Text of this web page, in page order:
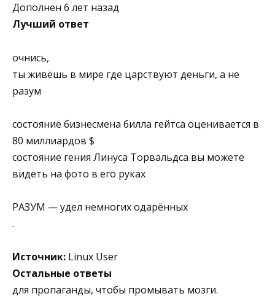
Дополнен 6 лет назад
Лучший ответ
очнись,
ты живёшь в мире где царствуют деньги, а не
разум
состояние бизнесмена билла гейтса оценивается в
80 миллиардов $
состояние гения Линуса Торвальдса вы можете
видеть на фото в его руках
РАЗУМ — удел немногих одарённых
.
Источник: Linux User
Остальные ответы
для пропаганды, чтобы промывать мозги.